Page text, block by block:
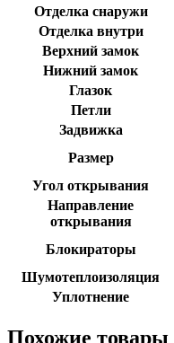
Отделка снаружи
Отделка внутри
Верхний замок
Нижний замок
Глазок
Петли
Задвижка
Размер
Угол открывания
Направление
открывания
Блокираторы
Шумотеплоизоляция
Уплотнение
Похожие товары